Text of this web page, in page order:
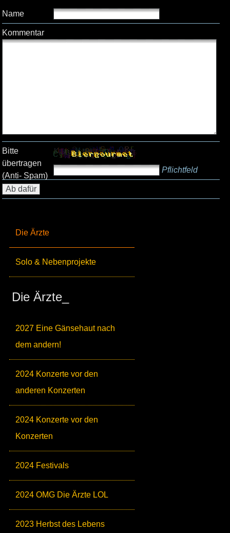
Die Ärzte
Solo & Nebenprojekte
Die Ärzte_
2027 Eine Gänsehaut nach
dem andern!
2024 Konzerte vor den
anderen Konzerten
2024 Konzerte vor den
Konzerten
2024 Festivals
2024 OMG Die Ärzte LOL
2023 Herbst des Lebens
Name
Kommentar
Bitte
übertragen
(Anti- Spam)
Pflichtfeld